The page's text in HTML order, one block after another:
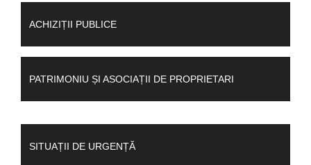
ACHIZIȚII PUBLICE
PATRIMONIU ȘI ASOCIAȚII DE PROPRIETARI
SITUAȚII DE URGENȚĂ